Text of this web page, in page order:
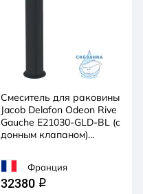
Смеситель для раковины
Jacob Delafon Odeon Rive
Gauche E21030-GLD-BL (с
донным клапаном)
Франция
32380 q